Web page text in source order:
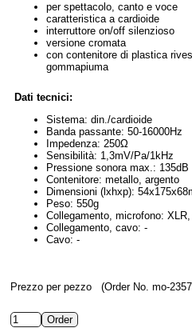
per spettacolo, canto e voce
caratteristica a cardioide
interruttore on/off silenzioso
versione cromata
con contenitore di plastica
gommapiuma
Dati tecnici:
Sistema: din./cardioide
Banda passante: 50-16000Hz
Impedenza: 250Ω
Sensibilità: 1,3mV/Pa/1kHz
Pressione sonora max.: 135dB
Contenitore: metallo, argento
Dimensioni (lxhxp):
Peso: 550g
Collegamento, microfono:
Collegamento, cavo: -
Cavo: -
Prezzo per pezzo (Order No. mo-